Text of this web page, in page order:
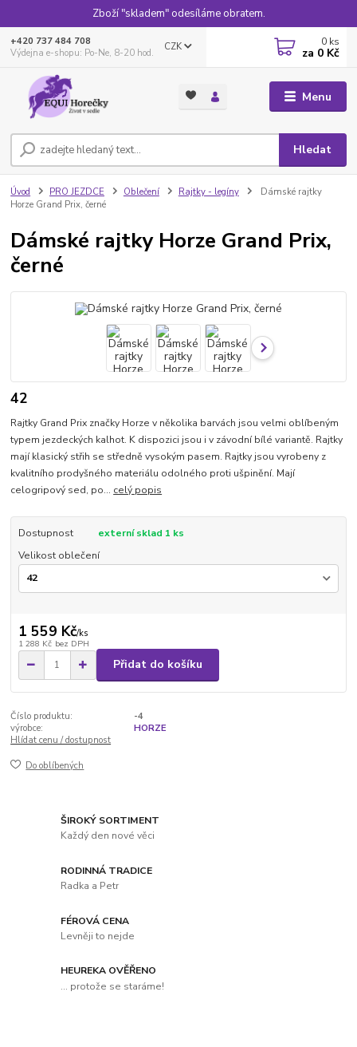
Zboží "skladem" odesíláme obratem.
Menu
CZK
Hledat
+420 737 484 708
Výdejna e-shopu: Po-Ne, 8-20 hod.
0 ks
za 0 Kč
Úvod PRO JEZDCE Oblečení Rajtky - legíny
Dámské rajtky
Horze Grand Prix, černé
Dámské rajtky Horze Grand Prix,
černé
42
Rajtky Grand Prix značky Horze v několika barvách jsou velmi oblíbeným
typem jezdeckých kalhot. K dispozici jsou i v závodní bílé variantě. Rajtky
mají klasický střih se středně vysokým pasem. Rajtky jsou vyrobeny z
kvalitního prodyšného materiálu odolného proti ušpinění. Mají
celogripový sed, po... celý popis
Dostupnost
externí sklad 1 ks
Velikost oblečení
1 559 Kč/ks
1 288 Kč bez DPH
Přidat do košíku
Číslo produktu:
-4
výrobce:
HORZE
Hlídat cenu / dostupnost
Do oblíbených
ŠIROKÝ SORTIMENT
Každý den nové věci
RODINNÁ TRADICE
Radka a Petr
FÉROVÁ CENA
Levněji to nejde
HEUREKA OVĚŘENO
... protože se staráme!